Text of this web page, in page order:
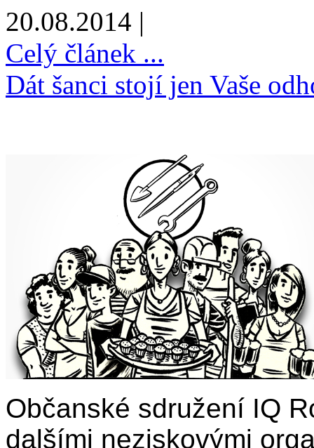
20.08.2014 |
Celý článek ...
Dát šanci stojí jen Vaše
Občanské sdružení IQ
dalšími neziskovými